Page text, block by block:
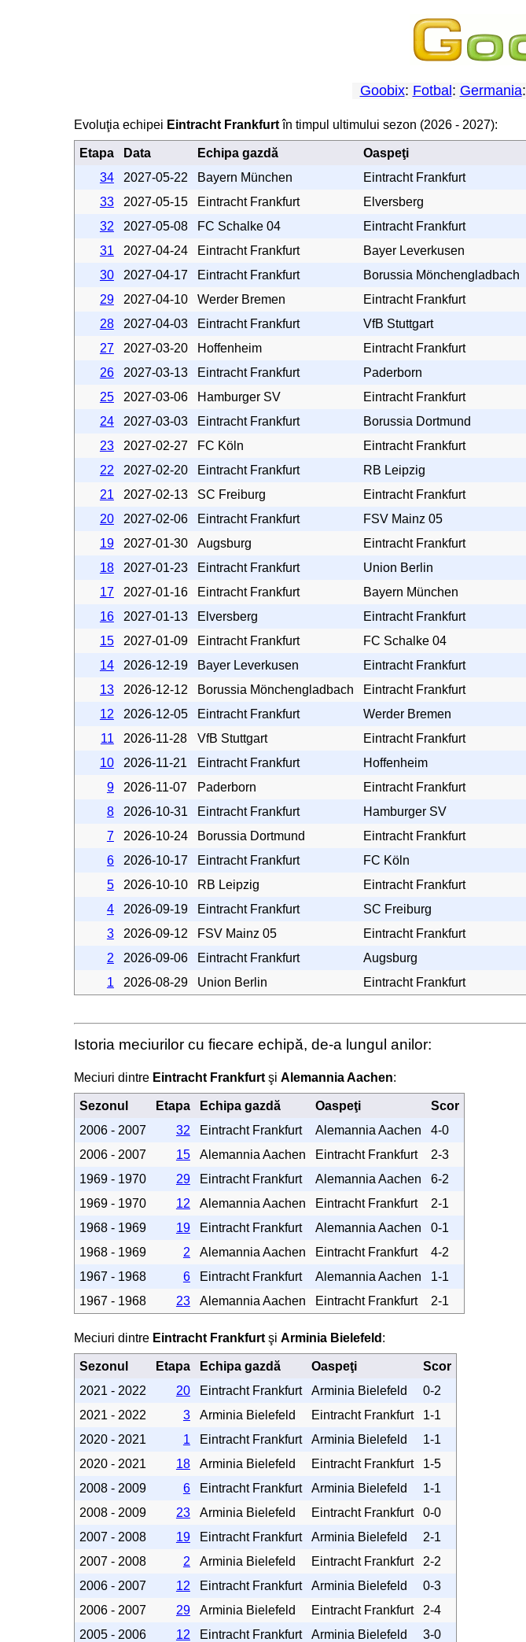
Goobix: Fotbal : Germania:
Evoluţia echipei Eintracht Frankfurtîn timpul ultimului sezon (2026 - 2027):
Etapa Data Echipa gazdă Oaspeţi
34
2027-05-22 Bayern München Eintracht Frankfurt
33
2027-05-15 Eintracht Frankfurt Elversberg
32
2027-05-08 FC Schalke 04 Eintracht Frankfurt
31
2027-04-24 Eintracht Frankfurt Bayer Leverkusen
30
2027-04-17 Eintracht Frankfurt Borussia Mönchengladbach
29
2027-04-10 Werder Bremen Eintracht Frankfurt
28
2027-04-03 Eintracht Frankfurt VfB Stuttgart
27
2027-03-20 Hoffenheim Eintracht Frankfurt
26
2027-03-13 Eintracht Frankfurt Paderborn
25
2027-03-06 Hamburger SV Eintracht Frankfurt
24
2027-03-03 Eintracht Frankfurt Borussia Dortmund
23
2027-02-27 FC Köln Eintracht Frankfurt
22
2027-02-20 Eintracht Frankfurt RB Leipzig
21
2027-02-13 SC Freiburg Eintracht Frankfurt
20
2027-02-06 Eintracht Frankfurt FSV Mainz 05
19
2027-01-30 Augsburg Eintracht Frankfurt
18
2027-01-23 Eintracht Frankfurt Union Berlin
17
2027-01-16 Eintracht Frankfurt Bayern München
16
2027-01-13 Elversberg Eintracht Frankfurt
15
2027-01-09 Eintracht Frankfurt FC Schalke 04
14
2026-12-19 Bayer Leverkusen Eintracht Frankfurt
13
2026-12-12 Borussia Mönchengladbach Eintracht Frankfurt
12
2026-12-05 Eintracht Frankfurt Werder Bremen
11
2026-11-28 VfB Stuttgart Eintracht Frankfurt
10
2026-11-21 Eintracht Frankfurt Hoffenheim
9
2026-11-07 Paderborn Eintracht Frankfurt
8
2026-10-31 Eintracht Frankfurt Hamburger SV
7
2026-10-24 Borussia Dortmund Eintracht Frankfurt
6
2026-10-17 Eintracht Frankfurt FC Köln
5
2026-10-10 RB Leipzig Eintracht Frankfurt
4
2026-09-19 Eintracht Frankfurt SC Freiburg
3
2026-09-12 FSV Mainz 05 Eintracht Frankfurt
2
2026-09-06 Eintracht Frankfurt Augsburg
1
2026-08-29 Union Berlin Eintracht Frankfurt
Istoria meciurilor cu fiecare echipă, de-a lungul anilor:
Meciuri dintre Eintracht Frankfurtşi Alemannia Aachen:
Sezonul Etapa Echipa gazdă Oaspeţi
Scor
2006 - 2007
32 Eintracht Frankfurt Alemannia Aachen
4-0
2006 - 2007
15 Alemannia Aachen Eintracht Frankfurt
2-3
1969 - 1970
29 Eintracht Frankfurt Alemannia Aachen
6-2
1969 - 1970
12 Alemannia Aachen Eintracht Frankfurt
2-1
1968 - 1969
19 Eintracht Frankfurt Alemannia Aachen
0-1
1968 - 1969
2 Alemannia Aachen Eintracht Frankfurt
4-2
1967 - 1968
6 Eintracht Frankfurt Alemannia Aachen
1-1
1967 - 1968
23 Alemannia Aachen Eintracht Frankfurt 2-1
Meciuri dintre Eintracht Frankfurtşi Arminia Bielefeld :
Sezonul Etapa Echipa gazdă Oaspeţi
Scor
2021 - 2022
20 Eintracht Frankfurt Arminia Bielefeld
0-2
2021 - 2022
3 Arminia Bielefeld Eintracht Frankfurt
1-1
2020 - 2021
1 Eintracht Frankfurt Arminia Bielefeld
1-1
2020 - 2021
18 Arminia Bielefeld Eintracht Frankfurt
1-5
2008 - 2009
6 Eintracht Frankfurt Arminia Bielefeld
1-1
2008 - 2009
23 Arminia Bielefeld Eintracht Frankfurt
0-0
2007 - 2008
19 Eintracht Frankfurt Arminia Bielefeld
2-1
2007 - 2008
2 Arminia Bielefeld Eintracht Frankfurt
2-2
2006 - 2007
12 Eintracht Frankfurt Arminia Bielefeld
0-3
2006 - 2007
29 Arminia Bielefeld Eintracht Frankfurt
2-4
2005 - 2006
12 Eintracht Frankfurt Arminia Bielefeld
3-0